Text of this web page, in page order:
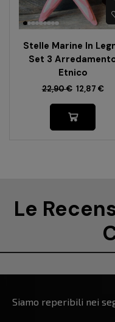
Stelle Marine In
Set 3
Etnico
22,90€ 12,87 €
Le
Siamo reperibili nei